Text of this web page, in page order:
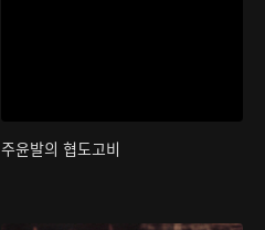
주윤발의 협도고비